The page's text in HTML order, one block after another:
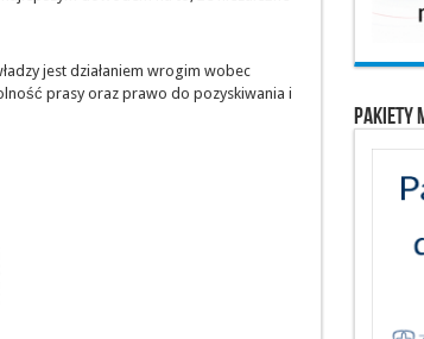
jest działaniem wrogim wobec
prasy oraz prawo do pozyskiwania i
Pakiety